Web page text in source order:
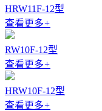
HRW11F-12型
查看更多+
RW10F-12型
查看更多+
HRW10F-12型
查看更多+